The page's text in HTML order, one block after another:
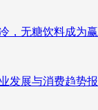
，无糖饮料成为
发展与消费趋势